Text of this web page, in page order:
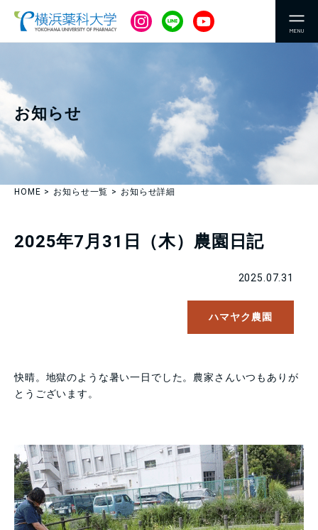
MENU
お知らせ
HOME お知らせ一覧 お知らせ詳細
2025年7月31日（木）農園日記
快晴。地獄のような暑い一日でした。農家さんいつもありが
とうございます。
2025.07.31
ハマヤク農園